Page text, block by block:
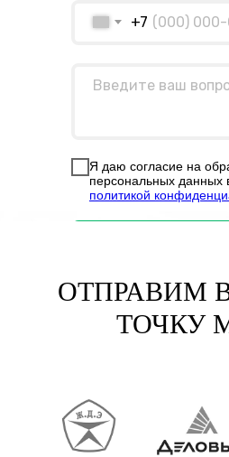
+7
Я даю согласие на
персональных данных
политикой
ОТПРАВИМ
ТОЧКУ